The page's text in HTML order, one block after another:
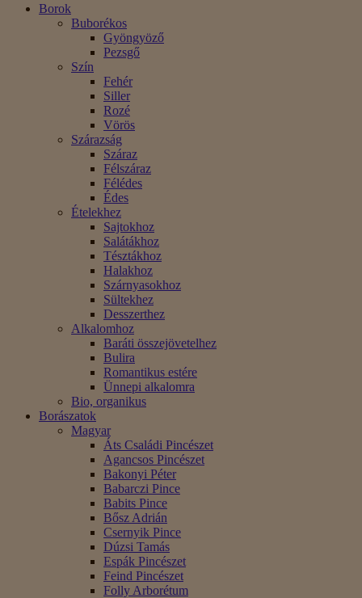
Borok
Buborékos
Gyöngyöző
Pezsgő
Szín
Fehér
Siller
Rozé
Vörös
Szárazság
Száraz
Félszáraz
Félédes
Édes
Ételekhez
Sajtokhoz
Salátákhoz
Tésztákhoz
Halakhoz
Szárnyasokhoz
Sültekhez
Desszerthez
Alkalomhoz
Baráti összejövetelhez
Bulira
Romantikus estére
Ünnepi alkalomra
Bio, organikus
Borászatok
Magyar
Áts Családi Pincészet
Agancsos Pincészet
Bakonyi Péter
Babarczi Pince
Babits Pince
Bősz Adrián
Csernyik Pince
Dúzsi Tamás
Espák Pincészet
Feind Pincészet
Folly Arborétum